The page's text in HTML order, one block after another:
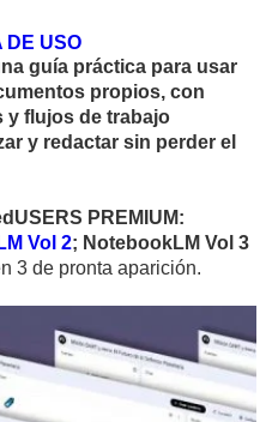
DE USO
guía práctica para usar
propios, con
y flujos de trabajo
y redactar sin perder el
PREMIUM:
Vol 2; NotebookLM Vol 3
3 de pronta aparición.